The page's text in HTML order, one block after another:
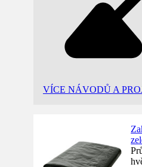
VÍCE NÁVODŮ A